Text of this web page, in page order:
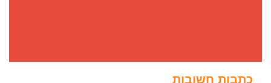
כתבות חשובות